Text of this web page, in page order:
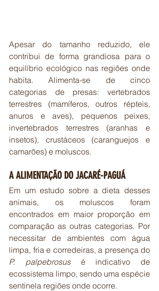
Apesar do tamanho reduzido, ele
contribui de forma grandiosa para o
equilíbrio ecológico nas regiões onde
habita. Alimenta-se de cinco
categorias de presas: vertebrados
terrestres (mamíferos, outros répteis,
anuros e aves), pequenos peixes,
invertebrados terrestres (aranhas e
insetos), crustáceos (caranguejos e
camarões) e moluscos.
A ALIMENTAÇÃO DO JACARÉ-PAGUÁ
Em um estudo sobre a dieta desses
animais, os moluscos foram
encontrados em maior proporção em
comparação as outras categorias. Por
necessitar de ambientes com água
P. palpebrosus é indicativo de
ecossistema limpo, sendo uma espécie
sentinela regiões onde ocorre.